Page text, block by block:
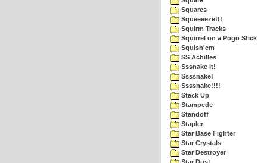
Squares
Squeeeeze!!!
Squirm Tracks
Squirrel on a Pogo Stick
Squish'em
SS Achilles
Sssnake It!
Ssssnake!
Ssssnake!!!!
Stack Up
Stampede
Standoff
Stapler
Star Base Fighter
Star Crystals
Star Destroyer